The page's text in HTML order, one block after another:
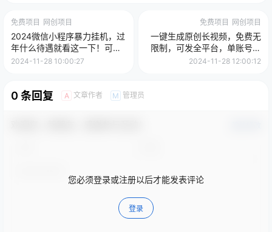
免费项目 网创项目
2024微信小程序暴力挂机，过
年什么待遇就看这一下！可矩
阵，日入2000+不是梦！
2024-11-28 10:00:27
免费项目 网创项目
一键生成原创长视频，免费无
限制，可发全平台，单账号日
入2000+
2024-11-28 12:00:12
0 条回复 A 文章作者 M 管理员
您必须登录或注册以后才能发表评论
登录